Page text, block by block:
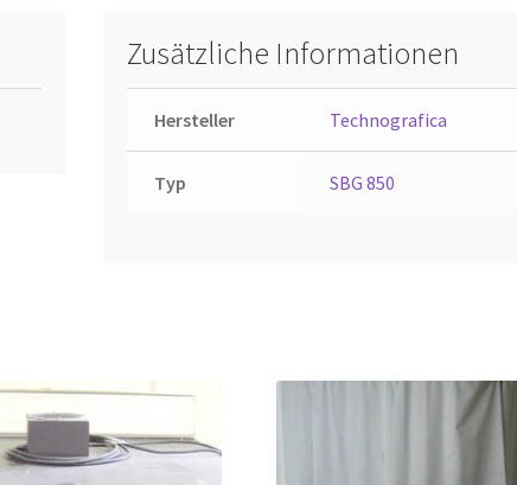
Zusätzliche Informationen
Hersteller Technografica
Typ SBG 850